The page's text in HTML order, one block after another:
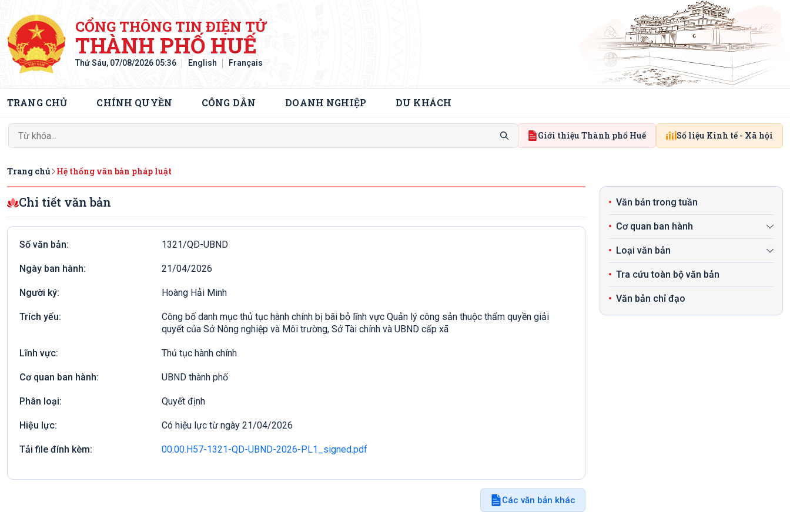
CỔNG THÔNG TIN ĐIỆN TỬ
THÀNH PHỐ HUẾ
Thứ Sáu, 07/08/2026 05:36 English Français
TRANG CHỦ CHÍNH QUYỀN CÔNG DÂN DOANH NGHIỆP DU KHÁCH
Giới thiệu Thành phố Huế Số liệu Kinh tế - Xã hội
Trang chủ Hệ thống văn bản pháp luật
Chi tiết văn bản
Số văn bản: 1321/QÐ-UBND
Ngày ban hành: 21/04/2026
Người ký: Hoàng Hải Minh
Trích yếu:
Công bố danh mục thủ tục hành chính bị bãi bỏ lĩnh vực Quản lý công sản thuộc thẩm quyền giải
quyết của Sở Nông nghiệp và Môi trường, Sở Tài chính và UBND cấp xã
Lĩnh vực: Thủ tục hành chính
Cơ quan ban hành: UBND thành phố
Phân loại: Quyết định
Hiệu lực: Có hiệu lực từ ngày 21/04/2026
Tải file đính kèm: 00.00.H57-1321-QD-UBND-2026-PL1_signed.pdf
Các văn bản khác
Văn bản trong tuần
Cơ quan ban hành
Loại văn bản
Tra cứu toàn bộ văn bản
Văn bản chỉ đạo